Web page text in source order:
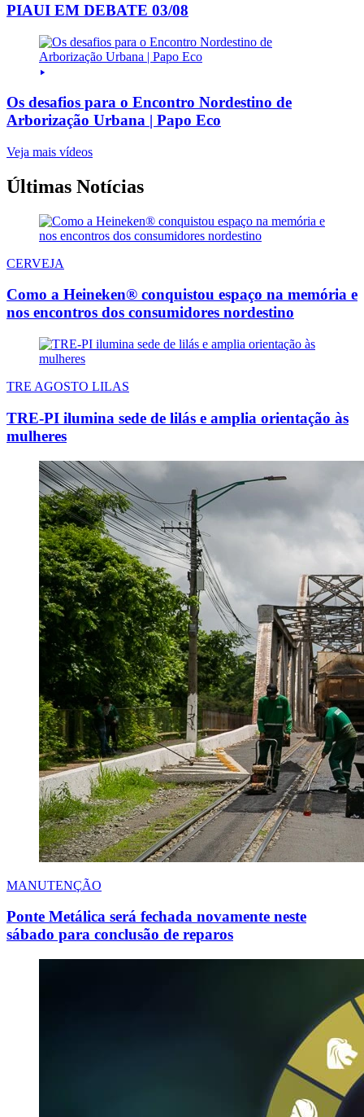
PIAUI EM DEBATE 03/08
Os desafios para o Encontro Nordestino de
Arborização Urbana | Papo Eco
Veja mais vídeos
Últimas Notícias
CERVEJA
Como a Heineken® conquistou espaço na memória e
nos encontros dos consumidores nordestino
TRE AGOSTO LILAS
TRE-PI ilumina sede de lilás e amplia orientação às
mulheres
MANUTENÇÃO
Ponte Metálica será fechada novamente neste
sábado para conclusão de reparos